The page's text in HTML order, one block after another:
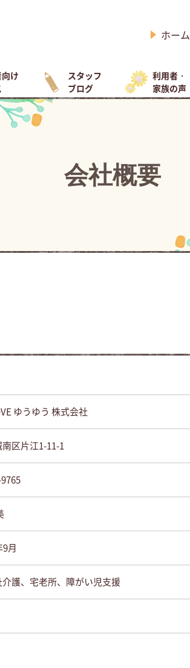
ホーム
け
スタッフ
ブログ
利用者・
家族の声
会社概要
ゆうゆう 株式会社
区片江1-11-1
月
護、宅老所、障がい児支援